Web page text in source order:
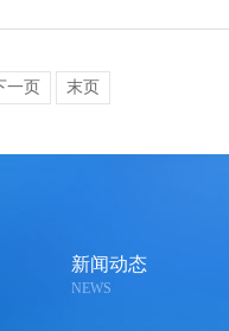
一页 末页
新闻动态
NEWS